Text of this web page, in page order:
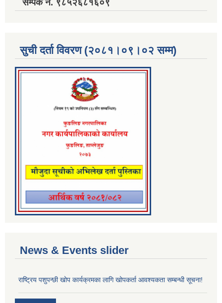
सम्पर्क नं. ९८५२६८१६०९
सुची दर्ता विवरण (२०८१।०९।०२ सम्म)
News & Events slider
राष्ट्रिय पशुपन्छी खोप कार्यक्रमका लागि खोपकर्ता आवश्यकता सम्बन्धी सूचना!